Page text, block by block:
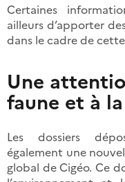
Certaines
ailleurs d’apporter
dans le cadre de
Une
faune et à
Les dossiers
également une
global de Cigéo. Ce